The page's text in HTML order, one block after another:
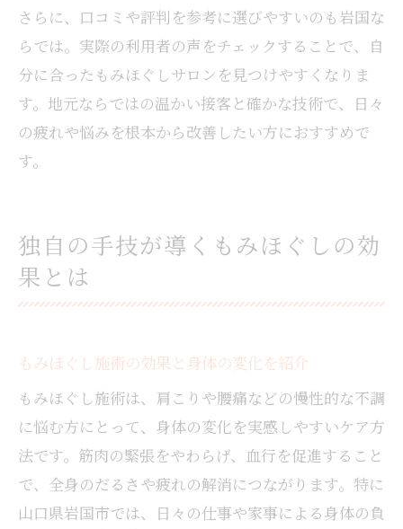
さらに、口コミや評判を参考に選びやすいのも岩国な
らでは。実際の利用者の声をチェックすることで、自
分に合ったもみほぐしサロンを見つけやすくなりま
す。地元ならではの温かい接客と確かな技術で、日々
の疲れや悩みを根本から改善したい方におすすめで
す。
独自の手技が導くもみほぐしの効
果とは
もみほぐし施術の効果と身体の変化を紹介
もみほぐし施術は、肩こりや腰痛などの慢性的な不調
に悩む方にとって、身体の変化を実感しやすいケア方
法です。筋肉の緊張をやわらげ、血行を促進すること
で、全身のだるさや疲れの解消につながります。特に
山口県岩国市では、日々の仕事や家事による身体の負